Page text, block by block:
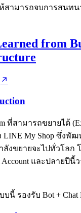
สามารถจบการสนทน
from
ที่สามารถขยายได้
LINE My Shop ซึ่งพั
ลังขยายจะไปทั่วโลก
Account และปลายปีนี้
นี้ รองรับ Bot +